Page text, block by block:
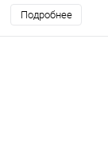
Подробнее